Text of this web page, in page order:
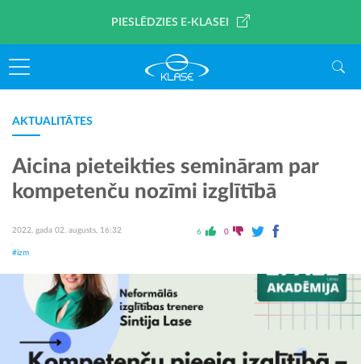
PIESLĒDZIES E-KLASEI
AKTUALITĀTES
Aicina pieteikties semināram par
kompetenču nozīmi izglītībā
2022. gada 02. augusts, 16:32 6 0
#izm